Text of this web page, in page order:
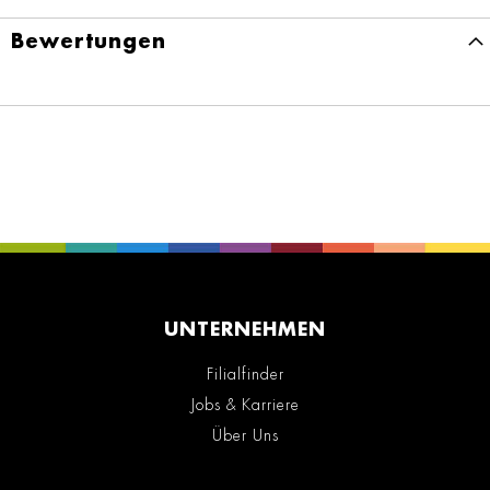
Bewertungen
UNTERNEHMEN
Filialfinder
Jobs & Karriere
Über Uns